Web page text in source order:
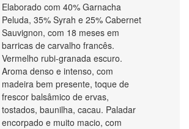
Elaborado com 40% Garnacha
Peluda, 35% Syrah e 25% Cabernet
Sauvignon, com 18 meses em
barricas de carvalho francês.
Vermelho rubi-granada escuro.
Aroma denso e intenso, com
madeira bem presente, toque de
frescor balsâmico de ervas,
tostados, baunilha, cacau. Paladar
encorpado e muito macio, com